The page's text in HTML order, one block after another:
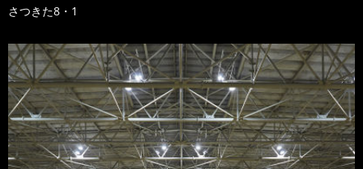
さつきた8・1